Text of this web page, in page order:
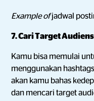
Example ofjadwal
7. Cari Target
Kamu bisa memulai
menggunakan
akan kamu bahas
dan mencari target